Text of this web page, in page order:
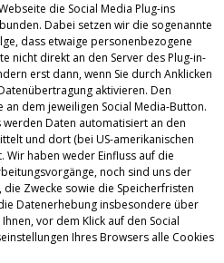
die Social Media Plug-ins
Dabei setzen wir die sogenannte
dass etwaige personenbezogene
nicht direkt an den Server des Plug-in-
erst dann, wenn Sie durch Anklicken
aktivieren. Den
an dem jeweiligen Social Media-Button.
Daten automatisiert an den
und dort (bei US-amerikanischen
Wir haben weder Einfluss auf die
noch sind uns der
Zwecke sowie die Speicherfristen
Datenerhebung insbesondere über
vor dem Klick auf den Social
Ihres Browsers alle Cookies